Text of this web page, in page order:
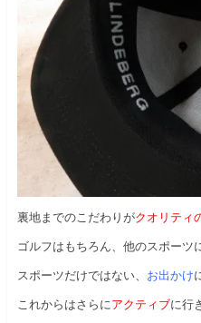
裏地までのこだわりがクオリティ
ゴルフはもちろん、他のスポーツ
スポーツだけではない、 お出かけ
これからはさらにアクティブに行